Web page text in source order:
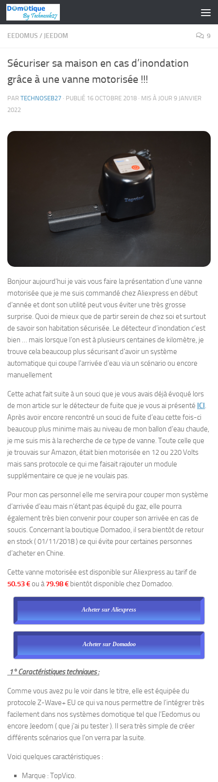
Skip to content
EEDOMUS / JEEDOM 9
Sécuriser sa maison en cas d’inondation
grâce à une vanne motorisée !!!
PAR TECHNOSEB27 · PUBLIÉ 16 OCTOBRE 2018 · MIS À JOUR 9 JANVIER
2022
Bonjour aujourd’hui je vais vous faire la présentation d’une vanne
motorisée que je me suis commandé chez Aliexpress en début
d’année et dont son utilité peut vous éviter une très grosse
surprise. Quoi de mieux que de partir serein de chez soi et surtout
de savoir son habitation sécurisée. Le détecteur d’inondation c’est
bien … mais lorsque l’on est à plusieurs centaines de kilomètre, je
trouve cela beaucoup plus sécurisant d’avoir un système
automatique qui coupe l’arrivée d’eau via un scénario ou encore
manuellement
Cette achat fait suite à un souci que je vous avais déjà évoqué lors
de mon article sur le détecteur de fuite que je vous ai présenté ICI.
Après avoir encore rencontré un souci de fuite d’eau cette fois-ci
beaucoup plus minime mais au niveau de mon ballon d’eau chaude,
je me suis mis à la recherche de ce type de vanne. Toute celle que
je trouvais sur Amazon, était bien motorisée en 12 ou 220 Volts
mais sans protocole ce qui me faisait rajouter un module
supplémentaire ce que je ne voulais pas.
Pour mon cas personnel elle me servira pour couper mon système
d’arrivée d’eau mais n’étant pas équipé du gaz, elle pourra
également très bien convenir pour couper son arrivée en cas de
soucis. Concernant la boutique Domadoo, il sera bientôt de retour
en stock ( 01/11/2018 ) ce qui évite pour certaines personnes
d’acheter en Chine.
Cette vanne motorisée est disponible sur Aliexpress au tarif de
50.53 €ou à79.98 € bientôt disponible chez Domadoo.
Acheter sur Aliexpress
Acheter sur Domadoo
1° Caractéristiques techniques :
Comme vous avez pu le voir dans le titre, elle est équipée du
protocole Z-Wave+ EU ce qui va nous permettre de l’intégrer très
facilement dans nos systèmes domotique tel que l’Eedomus ou
encore Jeedom ( que j’ai pu tester ). Il sera très simple de créer
différents scénarios que l’on verra par la suite.
Voici quelques caractéristiques :
Marque : TopVico.